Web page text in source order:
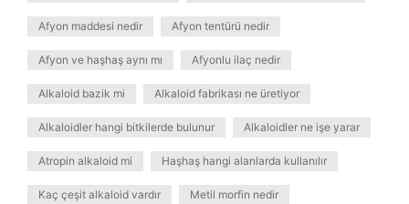
Afyon maddesi nedir Afyon tentürü nedir
Afyon ve haşhaş aynı mı Afyonlu ilaç nedir
Alkaloid bazik mi Alkaloid fabrikası ne üretiyor
Alkaloidler hangi bitkilerde bulunur Alkaloidler ne işe yarar
Atropin alkaloid mi Haşhaş hangi alanlarda kullanılır
Kaç çeşit alkaloid vardır Metil morfin nedir